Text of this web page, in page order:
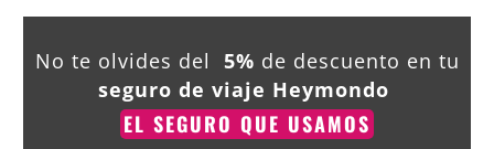
No te olvides del 5% de descuento en tu
seguro de viaje Heymondo
EL SEGURO QUE USAMOS